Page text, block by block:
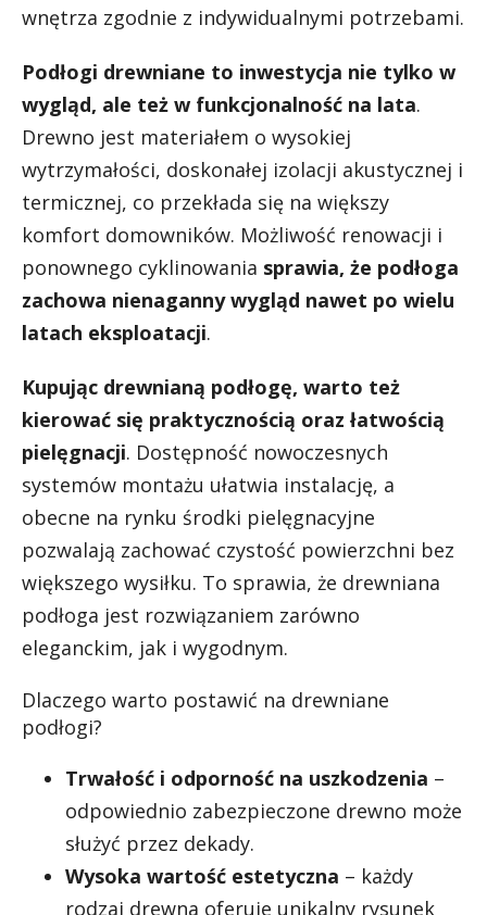
wnętrza zgodnie z indywidualnymi potrzebami.
Podłogi drewniane to inwestycja nie tylko w
wygląd, ale też w funkcjonalność na lata.
Drewno jest materiałem o wysokiej
wytrzymałości, doskonałej izolacji akustycznej i
termicznej, co przekłada się na większy
komfort domowników. Możliwość renowacji i
ponownego cyklinowania sprawia, że podłoga
zachowa nienaganny wygląd nawet po wielu
latach eksploatacji.
Kupując drewnianą podłogę, warto też
kierować się praktycznością oraz łatwością
pielęgnacji. Dostępność nowoczesnych
systemów montażu ułatwia instalację, a
obecne na rynku środki pielęgnacyjne
pozwalają zachować czystość powierzchni bez
większego wysiłku. To sprawia, że drewniana
podłoga jest rozwiązaniem zarówno
eleganckim, jak i wygodnym.
Dlaczego warto postawić na drewniane
podłogi?
Trwałość i odporność na uszkodzenia –
odpowiednio zabezpieczone drewno może
służyć przez dekady.
Wysoka wartość estetyczna – każdy
rodzaj drewna oferuje unikalny rysunek